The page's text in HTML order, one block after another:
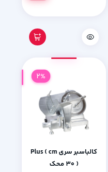
کالباسبر سری Plus ( cm
30 ) محک
2%